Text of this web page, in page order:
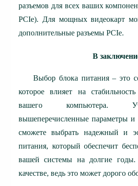
разъемов для всех ваших
PCIe). Для мощных видеокарт
дополнительные разъемы PCIe.
В
Выбор блока питания – это
которое влияет на
вашего компьютера.
вышеперечисленные параметры
сможете выбрать надежный и
питания, который обеспечит
вашей системы на долгие
качестве, ведь это может дорого